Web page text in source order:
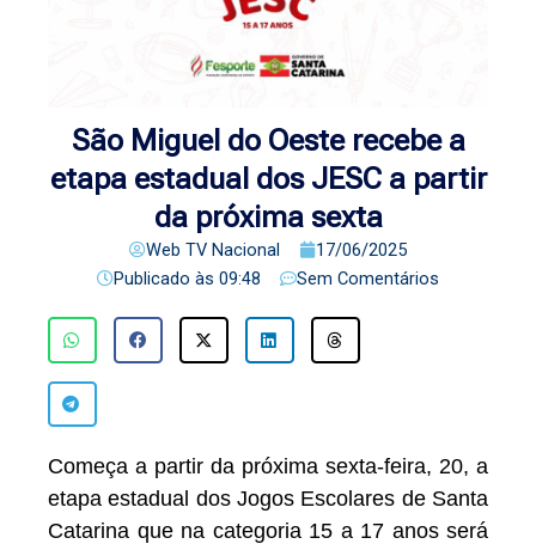
São Miguel do Oeste recebe a
etapa estadual dos JESC a partir
da próxima sexta
Web TV Nacional
17/06/2025
Publicado às 09:48 Sem Comentários
Começa a partir da próxima sexta-feira, 20, a
etapa estadual dos Jogos Escolares de Santa
Catarina que na categoria 15 a 17 anos será